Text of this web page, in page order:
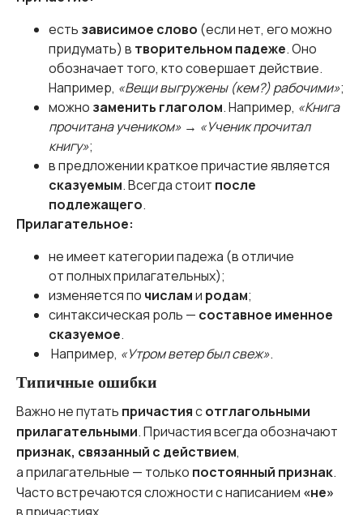
есть зависимое слово (если нет, его можно
придумать) в творительном падеже. Оно
обозначает того, кто совершает действие.
Например, «Вещи выгружены (кем?) рабочими»;
можно заменить глаголом. Например, «Книга
прочитана учеником» → «Ученик прочитал
книгу»;
в предложении краткое причастие является
сказуемым. Всегда стоит после
подлежащего.
Прилагательное:
не имеет категории падежа (в отличие
от полных прилагательных);
изменяется по числами родам;
синтаксическая роль — составное именное
сказуемое.
Например, «Утром ветер был свеж».
Типичные ошибки
Важно не путать причастиясотглагольными
прилагательными. Причастия всегда обозначают
признак, связанный с действием,
а прилагательные — только постоянный признак.
Часто встречаются сложности с написанием «не»